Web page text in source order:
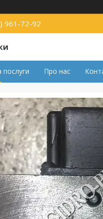
961-72-92
послуги Про нас